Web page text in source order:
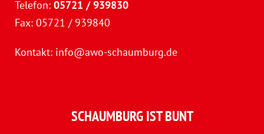
Telefon: 05721 / 939830
Fax: 05721 / 939840
Kontakt: info@awo-schaumburg.de
SCHAUMBURG IST BUNT